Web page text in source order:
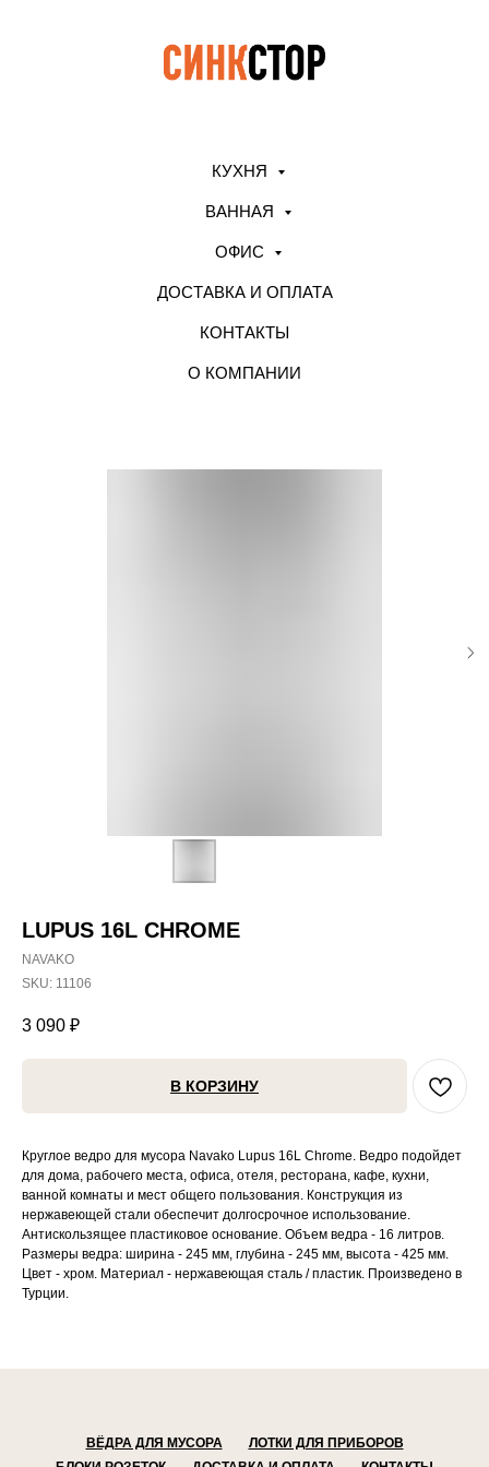
КУХНЯ
ВАННАЯ
ОФИС
ДОСТАВКА И ОПЛАТА
КОНТАКТЫ
О КОМПАНИИ
LUPUS 16L CHROME
NAVAKO
SKU: 11106
3 090 ₽
В КОРЗИНУ
Круглое ведро для мусора Navako Lupus 16L Chrome. Ведро подойдет
для дома, рабочего места, офиса, отеля, ресторана, кафе, кухни,
ванной комнаты и мест общего пользования. Конструкция из
нержавеющей стали обеспечит долгосрочное использование.
Антискользящее пластиковое основание. Объем ведра - 16 литров.
Размеры ведра: ширина - 245 мм, глубина - 245 мм, высота - 425 мм.
Цвет - хром. Материал - нержавеющая сталь / пластик. Произведено в
Турции.
ВЁДРА ДЛЯ МУСОРА
ЛОТКИ ДЛЯ ПРИБОРОВ